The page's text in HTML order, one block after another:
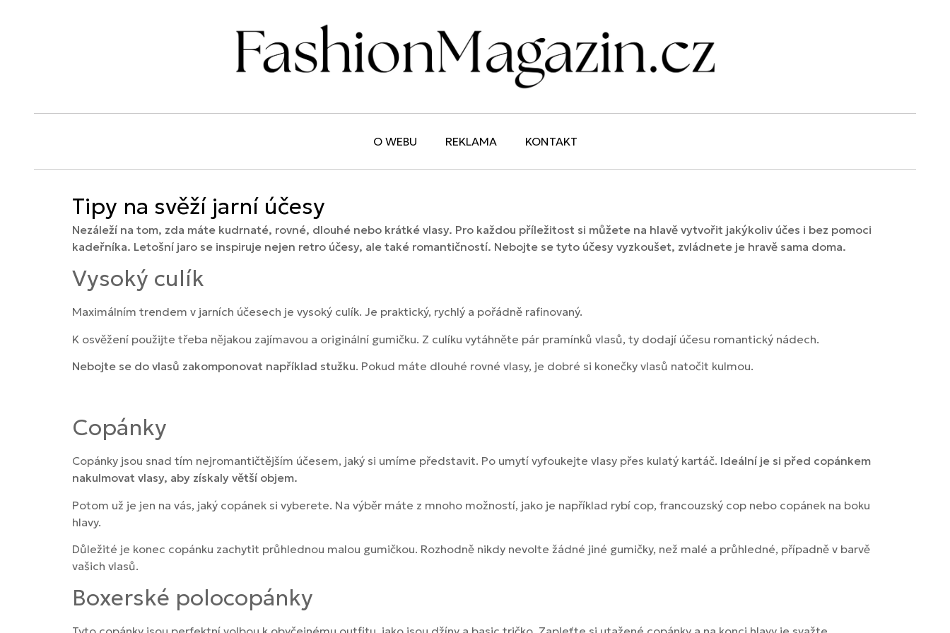
O WEBU REKLAMA KONTAKT
Tipy na svěží jarní účesy
Nezáleží na tom, zda máte kudrnaté, rovné, dlouhé nebo krátké vlasy. Pro každou příležitost si můžete na hlavě vytvořit jakýkoliv účes i bez pomoci
kadeřníka. Letošní jaro se inspiruje nejen retro účesy, ale také romantičností. Nebojte se tyto účesy vyzkoušet, zvládnete je hravě sama doma.
Vysoký culík
Maximálním trendem v jarních účesech je vysoký culík. Je praktický, rychlý a pořádně rafinovaný.
K osvěžení použijte třeba nějakou zajímavou a originální gumičku. Z culíku vytáhněte pár pramínků vlasů, ty dodají účesu romantický nádech.
Nebojte se do vlasů zakomponovat například stužku. Pokud máte dlouhé rovné vlasy, je dobré si konečky vlasů natočit kulmou.
Copánky
Copánky jsou snad tím nejromantičtějším účesem, jaký si umíme představit. Po umytí vyfoukejte vlasy přes kulatý kartáč. Ideální je si před copánkem
nakulmovat vlasy, aby získaly větší objem.
Potom už je jen na vás, jaký copánek si vyberete. Na výběr máte z mnoho možností, jako je například rybí cop, francouzský cop nebo copánek na boku
hlavy.
Důležité je konec copánku zachytit průhlednou malou gumičkou. Rozhodně nikdy nevolte žádné jiné gumičky, než malé a průhledné, případně v barvě
vašich vlasů.
Boxerské polocopánky